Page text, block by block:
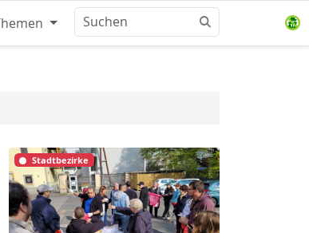
Stadtbezirke